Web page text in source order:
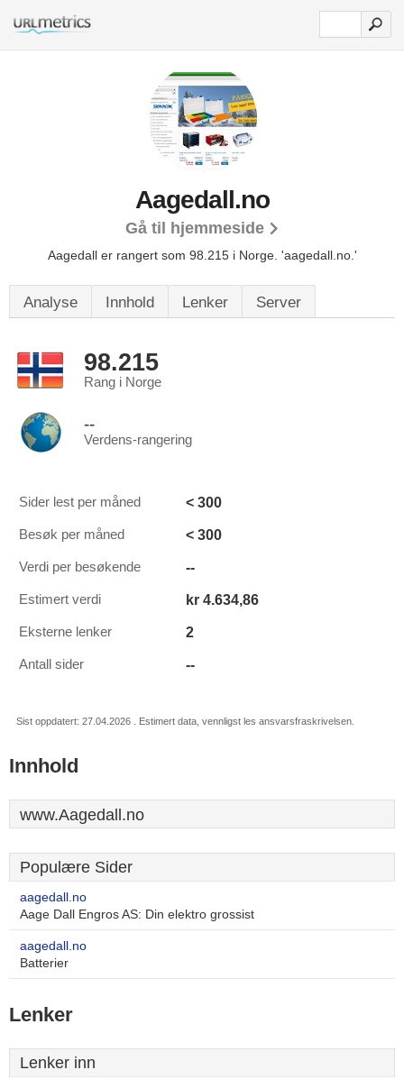
Aagedall.no
Gå til hjemmeside
Aagedall er rangert som 98.215 i Norge. 'aagedall.no.'
Analyse Innhold Lenker Server
98.215
Rang i Norge
--
Verdens-rangering
Sider lest per måned < 300
Besøk per måned < 300
Verdi per besøkende --
Estimert verdi kr 4.634,86
Eksterne lenker 2
Antall sider --
Sist oppdatert: 27.04.2026 . Estimert data, vennligst les ansvarsfraskrivelsen.
Innhold
www.Aagedall.no
Populære Sider
aagedall.no
Aage Dall Engros AS: Din elektro grossist
aagedall.no
Batterier
Lenker
Lenker inn